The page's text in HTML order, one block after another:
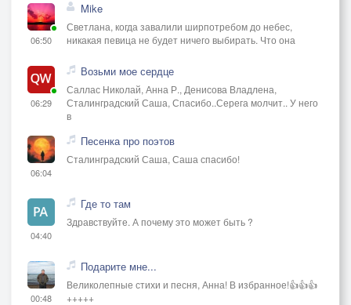
06:50
Mike
Светлана, когда завалили ширпотребом до небес,
никакая певица не будет ничего выбирать. Что она
06:29
Возьми мое сердце
Саллас Николай, Анна Р., Денисова Владлена,
Сталинградский Саша, Спасибо..Серега молчит.. У него
в
06:04
Песенка про поэтов
Сталинградский Саша, Саша спасибо!
04:40
Где то там
Здравствуйте. А почему это может быть ?
00:48
Подарите мне...
Великолепные стихи и песня, Анна! В избранное!👍👍👍
+++++